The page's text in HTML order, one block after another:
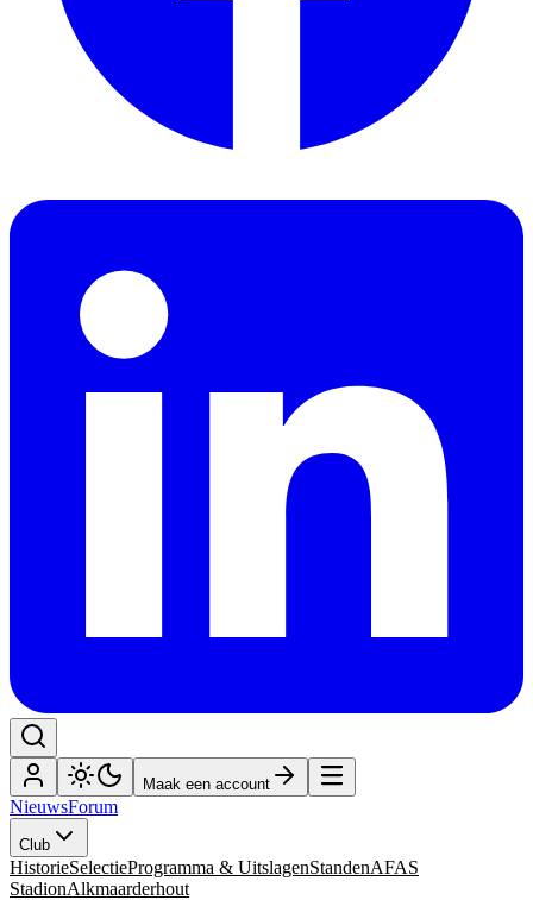
Maak een account
NieuwsForum
Club
HistorieSelectieProgramma & UitslagenStandenAFAS
StadionAlkmaarderhout